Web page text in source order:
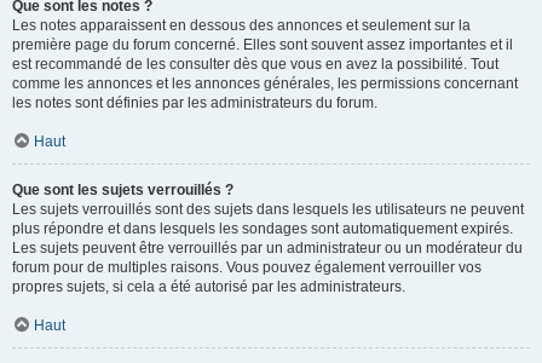
Que sont les notes ?
Les notes apparaissent en dessous des annonces et seulement sur la
première page du forum concerné. Elles sont souvent assez importantes et il
est recommandé de les consulter dès que vous en avez la possibilité. Tout
comme les annonces et les annonces générales, les permissions concernant
les notes sont définies par les administrateurs du forum.
Haut
Que sont les sujets verrouillés ?
Les sujets verrouillés sont des sujets dans lesquels les utilisateurs ne peuvent
plus répondre et dans lesquels les sondages sont automatiquement expirés.
Les sujets peuvent être verrouillés par un administrateur ou un modérateur du
forum pour de multiples raisons. Vous pouvez également verrouiller vos
propres sujets, si cela a été autorisé par les administrateurs.
Haut